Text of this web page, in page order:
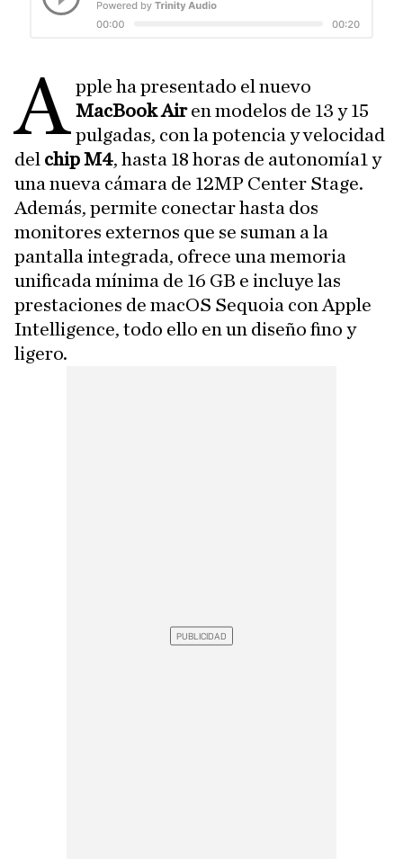
A pple ha presentado el nuevo
MacBook Airen modelos de 13 y 15
pulgadas, con la potencia y velocidad
del chip M4, hasta 18 horas de autonomía1 y
una nueva cámara de 12MP Center Stage.
Además, permite conectar hasta dos
monitores externos que se suman a la
pantalla integrada, ofrece una memoria
unificada mínima de 16 GB e incluye las
prestaciones de macOS Sequoia con Apple
Intelligence, todo ello en un diseño fino y
ligero.